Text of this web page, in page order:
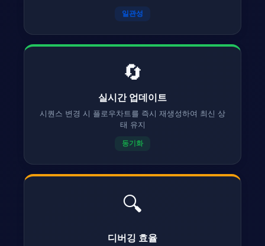
일관성
🔄
실시간 업데이트
시퀀스 변경 시 플로우차트를 즉시 재생성하여 최신 상
태 유지
동기화
🔍
디버깅 효율